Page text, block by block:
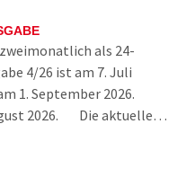
als 24-
4/26 ist am 7. Juli
1. September 2026.
2026. Die aktuelle…